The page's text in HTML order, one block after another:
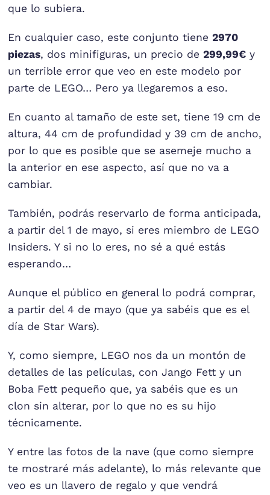
que lo subiera.
En cualquier caso, este conjunto tiene2970
piezas, dos minifiguras, un precio de299,99€ y
un terrible error que veo en este modelo por
parte de LEGO… Pero ya llegaremos a eso.
En cuanto al tamaño de este set, tiene 19 cm de
altura, 44 cm de profundidad y 39 cm de ancho,
por lo que es posible que se asemeje mucho a
la anterior en ese aspecto, así que no va a
cambiar.
También, podrás reservarlo de forma anticipada,
a partir del 1 de mayo, si eres miembro de LEGO
Insiders. Y si no lo eres, no sé a qué estás
esperando…
Aunque el público en general lo podrá comprar,
a partir del 4 de mayo (que ya sabéis que es el
día de Star Wars).
Y, como siempre, LEGO nos da un montón de
detalles de las películas, con Jango Fett y un
Boba Fett pequeño que, ya sabéis que es un
clon sin alterar, por lo que no es su hijo
técnicamente.
Y entre las fotos de la nave (que como siempre
te mostraré más adelante), lo más relevante que
veo es un llavero de regalo y que vendrá